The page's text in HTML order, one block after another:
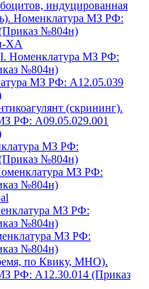
индуцированная
Номенклатура МЗ РФ:
№804н)
ХА
Номенклатура МЗ РФ:
№804н)
МЗ РФ: A12.05.039
(скрининг).
РФ: A09.05.029.001
МЗ РФ:
№804н)
МЗ РФ:
№804н)
МЗ РФ:
№804н)
МЗ РФ:
№804н)
по Квику, МНО).
РФ: A12.30.014 (Приказ